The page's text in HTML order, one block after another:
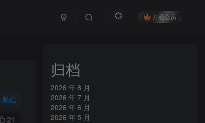
开通会员
私信
21
归档
2026 年 8 月
2026 年 7 月
2026 年 6 月
2026 年 5 月